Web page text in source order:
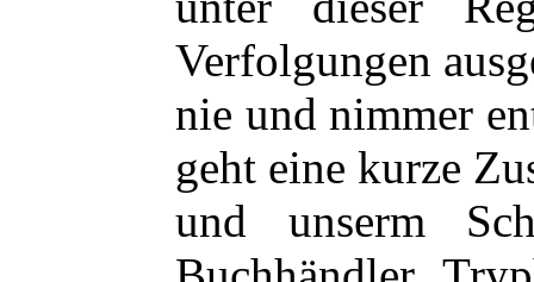
Verfolgungen
nie und nimmer
geht eine kurze
und unserm